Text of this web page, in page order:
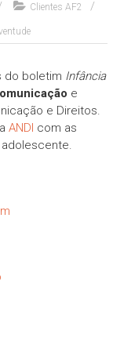
Clientes AF2
do boletim Infância
e
e Direitos.
ANDI com as